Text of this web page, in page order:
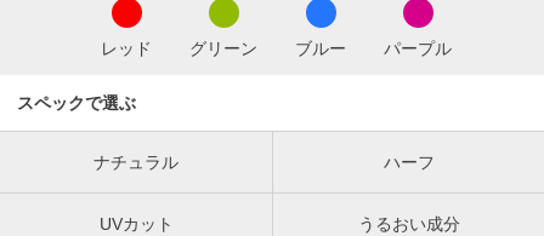
レッド グリーン ブルー パープル
スペックで選ぶ
ナチュラル ハーフ
UVカット うるおい成分